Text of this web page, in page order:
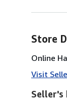
Store
Online
Visit
Seller's